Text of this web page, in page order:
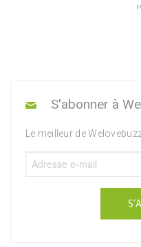
S'abonner à
Le meilleur de